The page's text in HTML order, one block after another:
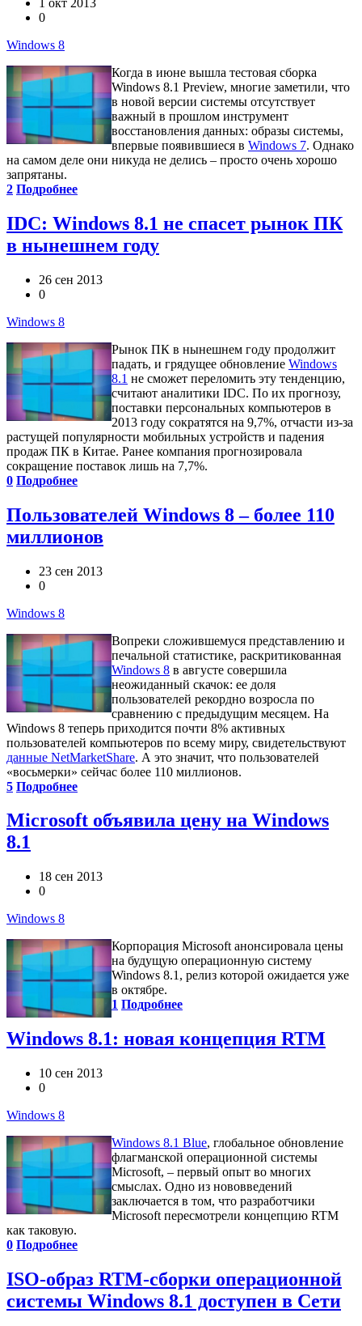
1 окт 2013
0
Windows 8
Когда в июне вышла тестовая сборка
Windows 8.1 Preview, многие заметили, что
в новой версии системы отсутствует
важный в прошлом инструмент
восстановления данных: образы системы,
впервые появившиеся в Windows 7. Однако
на самом деле они никуда не делись – просто очень хорошо
запрятаны.
2 Подробнее
IDC: Windows 8.1 не спасет рынок ПК
в нынешнем году
26 сен 2013
0
Windows 8
Рынок ПК в нынешнем году продолжит
падать, и грядущее обновление Windows
8.1 не сможет переломить эту тенденцию,
считают аналитики IDC. По их прогнозу,
поставки персональных компьютеров в
2013 году сократятся на 9,7%, отчасти из-за
растущей популярности мобильных устройств и падения
продаж ПК в Китае. Ранее компания прогнозировала
сокращение поставок лишь на 7,7%.
0 Подробнее
Пользователей Windows 8 – более 110
миллионов
23 сен 2013
0
Windows 8
Вопреки сложившемуся представлению и
печальной статистике, раскритикованная
Windows 8 в августе совершила
неожиданный скачок: ее доля
пользователей рекордно возросла по
сравнению с предыдущим месяцем. На
Windows 8 теперь приходится почти 8% активных
пользователей компьютеров по всему миру, свидетельствуют
данные NetMarketShare. А это значит, что пользователей
«восьмерки» сейчас более 110 миллионов.
5 Подробнее
Microsoft объявила цену на Windows
8.1
18 сен 2013
0
Windows 8
Корпорация Microsoft анонсировала цены
на будущую операционную систему
Windows 8.1, релиз которой ожидается уже
в октябре.
1 Подробнее
Windows 8.1: новая концепция RTM
10 сен 2013
0
Windows 8
Windows 8.1 Blue, глобальное обновление
флагманской операционной системы
Microsoft, – первый опыт во многих
смыслах. Одно из нововведений
заключается в том, что разработчики
Microsoft пересмотрели концепцию RTM
как таковую.
0 Подробнее
ISO-образ RTM-сборки операционной
системы Windows 8.1 доступен в Сети